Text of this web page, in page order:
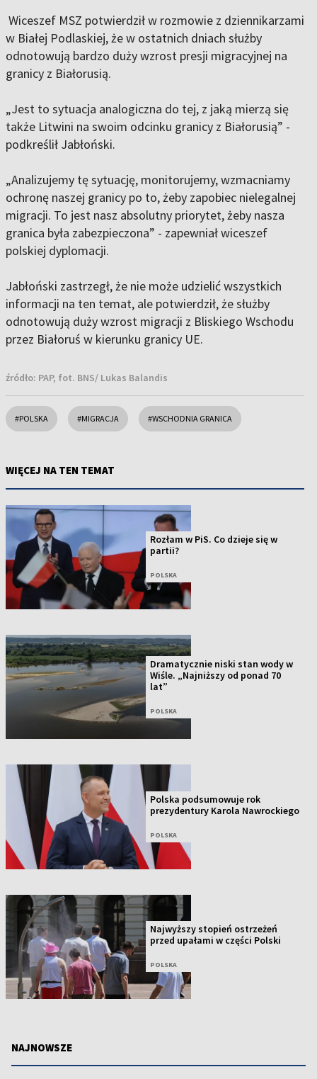
Wiceszef MSZ potwierdził w rozmowie z dziennikarzami
w Białej Podlaskiej, że w ostatnich dniach służby
odnotowują bardzo duży wzrost presji migracyjnej na
granicy z Białorusią.
„Jest to sytuacja analogiczna do tej, z jaką mierzą się
także Litwini na swoim odcinku granicy z Białorusią” -
podkreślił Jabłoński.
„Analizujemy tę sytuację, monitorujemy, wzmacniamy
ochronę naszej granicy po to, żeby zapobiec nielegalnej
migracji. To jest nasz absolutny priorytet, żeby nasza
granica była zabezpieczona” - zapewniał wiceszef
polskiej dyplomacji.
Jabłoński zastrzegł, że nie może udzielić wszystkich
informacji na ten temat, ale potwierdził, że służby
odnotowują duży wzrost migracji z Bliskiego Wschodu
przez Białoruś w kierunku granicy UE.
źródło: PAP, fot. BNS/ Lukas Balandis
#POLSKA #MIGRACJA #WSCHODNIA GRANICA
WIĘCEJ NA TEN TEMAT
Rozłam w PiS. Co dzieje się w
partii?
POLSKA
Dramatycznie niski stan wody w
Wiśle. „Najniższy od ponad 70
lat”
POLSKA
Polska podsumowuje rok
prezydentury Karola Nawrockiego
POLSKA
Najwyższy stopień ostrzeżeń
przed upałami w części Polski
POLSKA
NAJNOWSZE